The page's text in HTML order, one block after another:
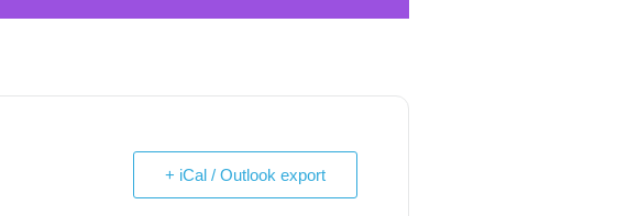
+ iCal / Outlook export